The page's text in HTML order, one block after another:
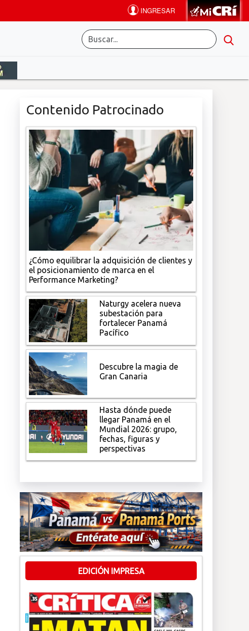
Contenido Patrocinado
¿Cómo equilibrar la adquisición de clientes y
el posicionamiento de marca en el
Performance Marketing?
Naturgy acelera nueva
subestación para
fortalecer Panamá
Pacífico
Descubre la magia de
Gran Canaria
Hasta dónde puede
llegar Panamá en el
Mundial 2026: grupo,
fechas, figuras y
perspectivas
EDICIÓN IMPRESA